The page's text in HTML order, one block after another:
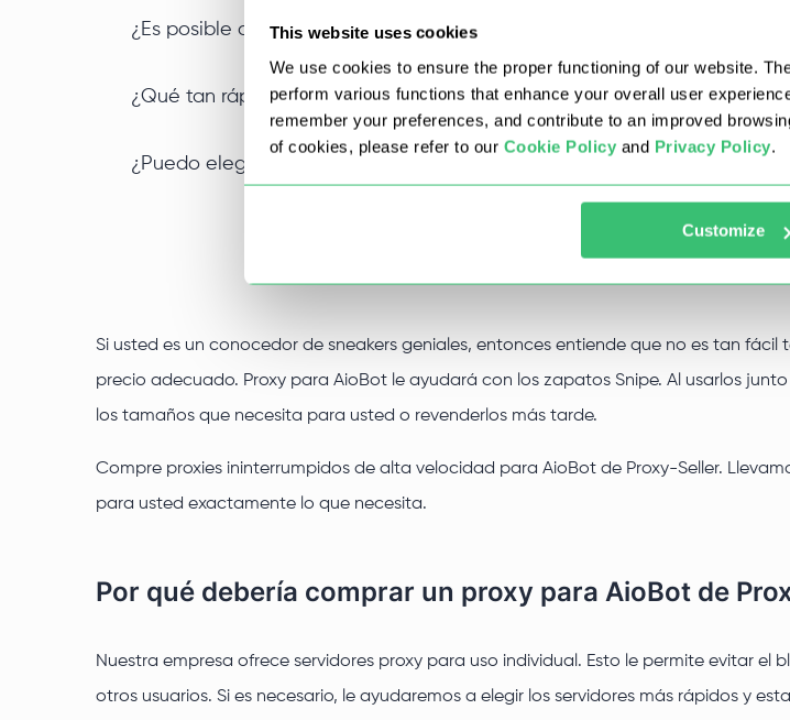
This website uses cookies
We use cookies to ensure the proper functioning of our website.
perform various functions that enhance your overall user
remember your preferences, and contribute to an improved
of cookies, please refer to our Cookie Policy and Privacy Policy.
Customize
¿Es posible comprar proxies IPv4 al por mayor con descuento?
¿Qué tan rápido puedo empezar a usar mi proxy IPv4 privado después
¿Puedo elegir una ubicación específica al comprar un proxy IPv4?
Si usted es un conocedor de sneakers geniales, entonces entiende que no es tan
precio adecuado. Proxy para AioBot le ayudará con los zapatos Snipe. Al usarlos
los tamaños que necesita para usted o revenderlos más tarde.
Compre proxies ininterrumpidos de alta velocidad para AioBot de Proxy-Seller.
para usted exactamente lo que necesita.
Por qué debería comprar un proxy para AioBot de
Nuestra empresa ofrece servidores proxy para uso individual. Esto le permite evitar
otros usuarios. Si es necesario, le ayudaremos a elegir los servidores más rápidos y